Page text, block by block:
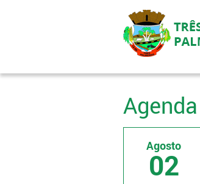
Agenda
Agosto
02